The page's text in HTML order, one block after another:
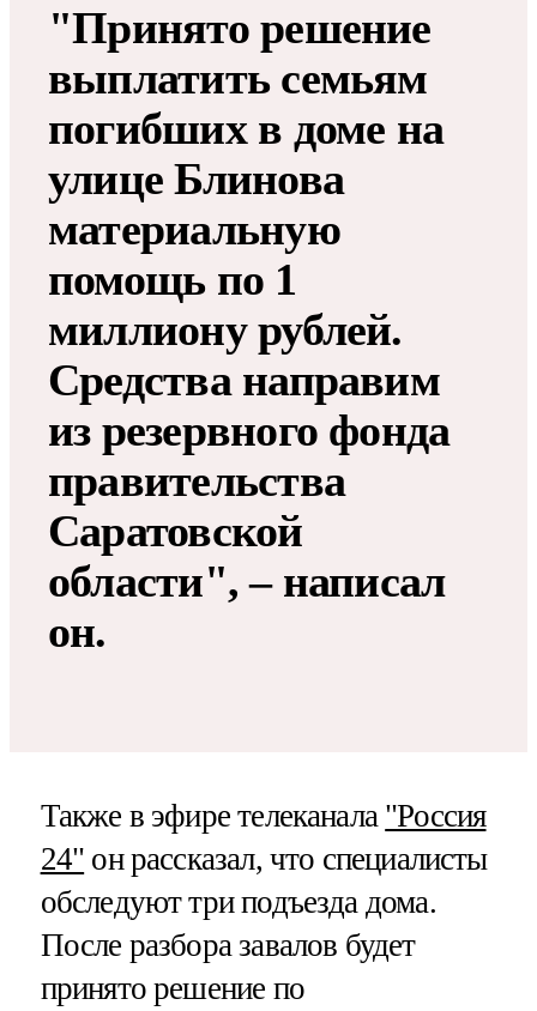
"Принято решение
выплатить семьям
погибших в доме на
улице Блинова
материальную
помощь по 1
миллиону рублей​​​.
Средства направим
из резервного фонда
правительства
Саратовской
области", – написал
он.
Также в эфире телеканала "Россия
24" он рассказал, что специалисты
обследуют три подъезда дома.
После разбора завалов будет
принято решение по